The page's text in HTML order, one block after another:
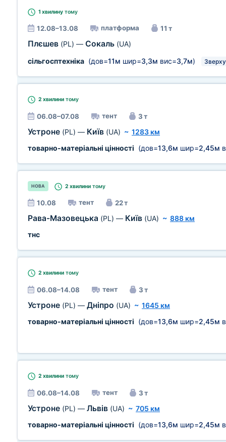
1 хвилину тому
12.08–13.08 платформа 11 т
Плєшев (PL) — Сокаль (UA)
сільгосптехніка (дов=11м шир=3,3м вис=3,7м) Зверху
2 хвилини тому
06.08–07.08 тент 3 т
Устроне (PL) — Київ (UA) ~ 1283 км
товарно-матеріальні цінності (дов=13,6м шир=2,45м
НОВА 2 хвилини тому
10.08 тент 22 т
Рава-Мазовецька (PL) — Київ (UA) ~ 888 км
тнс
2 хвилини тому
06.08–14.08 тент 3 т
Устроне (PL) — Дніпро (UA) ~ 1645 км
товарно-матеріальні цінності (дов=13,6м шир=2,45м
2 хвилини тому
06.08–14.08 тент 3 т
Устроне (PL) — Львів (UA) ~ 705 км
товарно-матеріальні цінності (дов=13,6м шир=2,45м